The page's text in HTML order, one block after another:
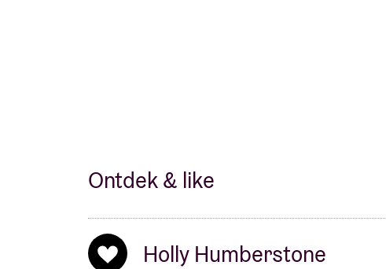
Ontdek & like
Holly Humberstone